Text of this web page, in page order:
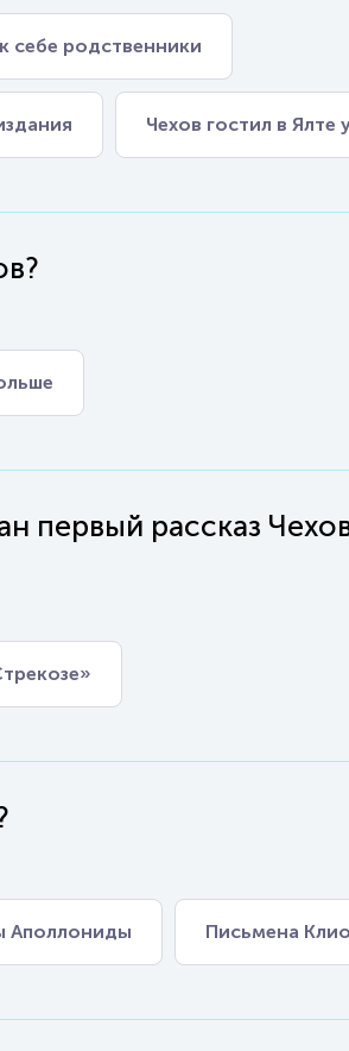
себе родственники
Чехов гостил в Ялте
первый рассказ
Аполлониды Письмена Клио